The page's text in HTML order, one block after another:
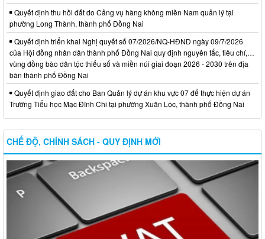
Quyết định thu hồi đất do Cảng vụ hàng không miền Nam quản lý tại
phường Long Thành, thành phố Đồng Nai
Quyết định triển khai Nghị quyết số 07/2026/NQ-HĐND ngày 09/7/2026
của Hội đồng nhân dân thành phố Đồng Nai quy định nguyên tắc, tiêu chí,…
vùng đồng bào dân tộc thiểu số và miền núi giai đoạn 2026 - 2030 trên địa
bàn thành phố Đồng Nai
Quyết định giao đất cho Ban Quản lý dự án khu vực 07 để thực hiện dự án
Trường Tiểu học Mạc Đĩnh Chi tại phường Xuân Lộc, thành phố Đồng Nai
CHẾ ĐỘ, CHÍNH SÁCH - QUY ĐỊNH MỚI